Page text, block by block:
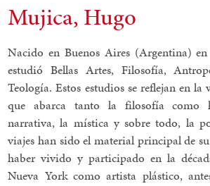
Mujica, Hugo
Nacido en Buenos Aires (Argentina)
estudió Bellas Artes, Filosofía,
Teología. Estos estudios se reflejan en
que abarca tanto la filosofía como
narrativa, la mística y sobre todo, la
viajes han sido el material principal de
haber vivido y participado en la
Nueva York como artista plástico,